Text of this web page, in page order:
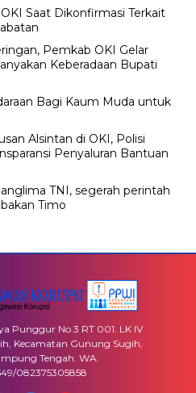
Saat Dikonfirmasi Terkait
Pemkab OKI Gelar
Keberadaan Bupati
Bagi Kaum Muda untuk
Alsintan di OKI, Polisi
Penyaluran Bantuan
TNI, segerah perintah
Timo
Punggur No 3 RT 001. LK IV
Kecamatan Gunung Sugih,
Tengah. WA.
082375305858